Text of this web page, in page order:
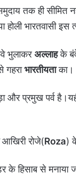
तक ही सीमित
होली भारतवासी
भुलाकरअल्लाहके
गहराभारतीयताका।
और प्रमुख पर्व
आखिरी रोजे(Roza)
के हिसाब से